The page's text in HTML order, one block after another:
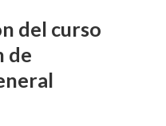
del curso
de